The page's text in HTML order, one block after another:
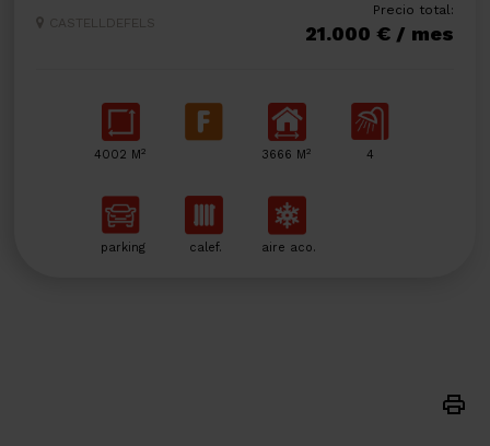
CASTELLDEFELS
Precio total:
21.000 € / mes
4002 M2 3666 M2 4
parking calef. aire aco.